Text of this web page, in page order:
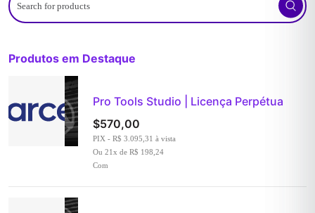
for
products
Produtos em Destaque
Pro Tools Studio | Licença Perpétua
$570,00
PIX - R$ 3.095,31 à vista
Ou 21x de R$ 198,24
Com